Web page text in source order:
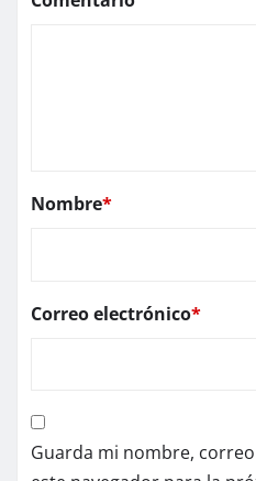
Nombre*
Correo electrónico*
Guarda mi nombre,